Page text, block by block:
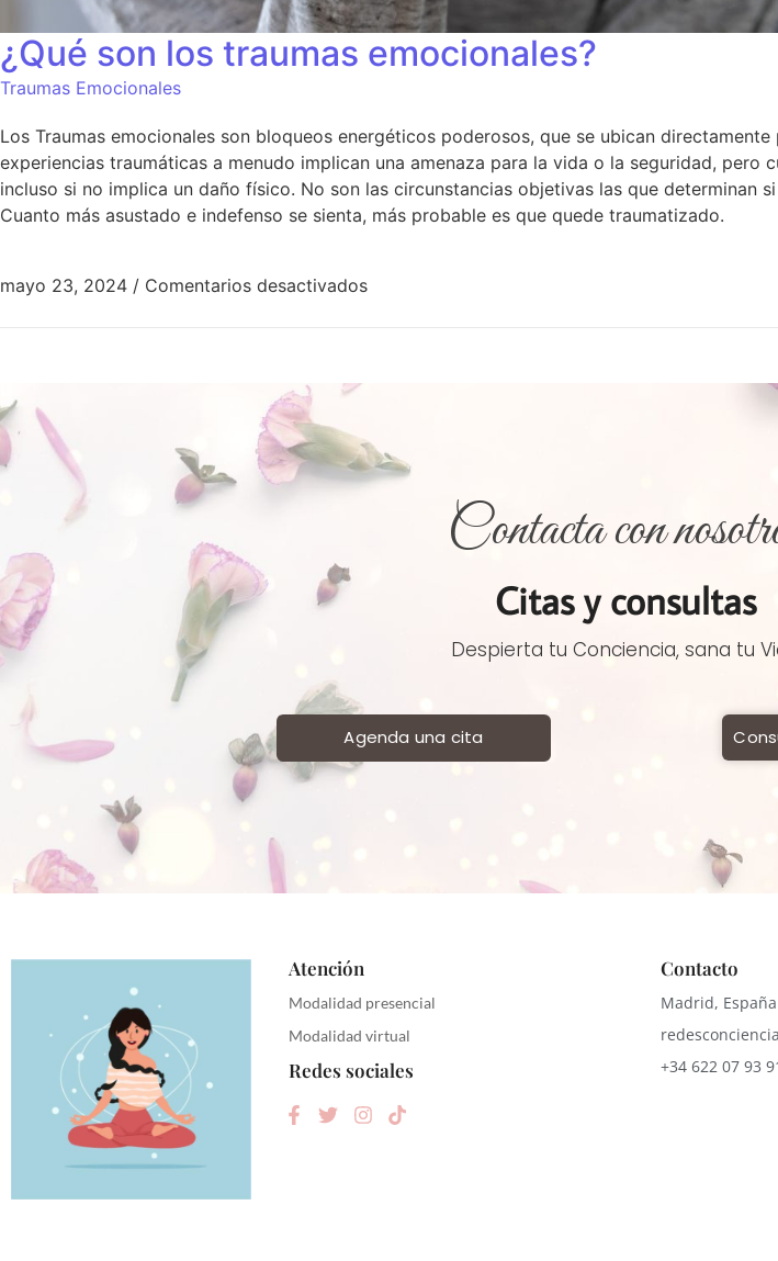
¿Qué son los traumas emocionales?
Traumas Emocionales
Los Traumas emocionales son bloqueos energéticos poderosos, que se ubican
experiencias traumáticas a menudo implican una amenaza para la vida o la seguridad,
incluso si no implica un daño físico. No son las circunstancias objetivas las que determinan
Cuanto más asustado e indefenso se sienta, más probable es que quede traumatizado.
mayo 23, 2024 / Comentarios desactivados
Contacta con
Citas y consultas
Despierta tu Conciencia, sana tu
Agenda una cita
Atención
Modalidad presencial
Modalidad virtual
Redes sociales
Contacto
Madrid, España
+34 622 07 93